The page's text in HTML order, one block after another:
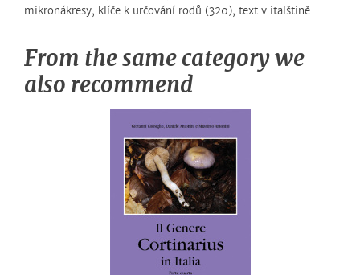
mikronákresy, klíče k určování rodů (320), text v italštině.
From the same category we
also recommend